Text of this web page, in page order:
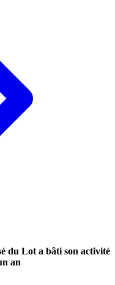
du Lot a bâti son activité
an